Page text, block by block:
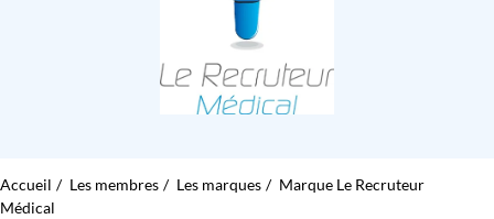
Accueil Les membres Les marques
Marque Le Recruteur
Médical